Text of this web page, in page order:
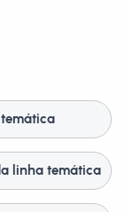
linha temática